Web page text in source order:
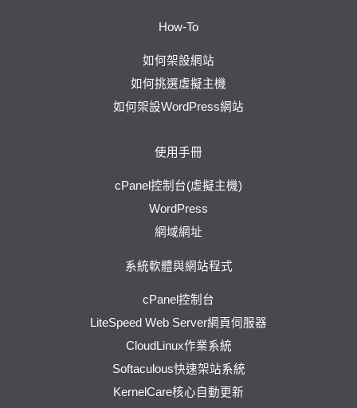
How-To
如何架設網站
如何挑選虛擬主機
如何架設WordPress網站
使用手冊
cPanel控制台(虛擬主機)
WordPress
網域網址
系統軟體與網站程式
cPanel控制台
LiteSpeed Web Server網頁伺服器
CloudLinux作業系統
Softaculous快速架站系統
KernelCare核心自動更新